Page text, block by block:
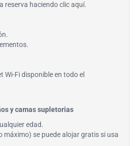
reserva haciendoclic aquí.
Wi-Fi disponible en todo el
y camas supletorias
edad.
máximo) se puede alojar gratis si usa